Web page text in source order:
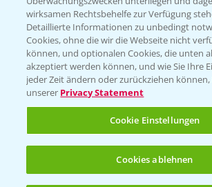
Folgen Sie uns
wirksamen Rechtsbehelfe zur Verfügung
Detaillierte Informationen zu unbedingt
Cookies, ohne die wir die Webseite nicht
können, und optionalen Cookies, die unten
akzeptiert werden können, und wie Sie Ihre
jeder Zeit ändern oder zurückziehen können,
unserer Privacy Statement
Cookie Einstellungen
Cookies ablehnen